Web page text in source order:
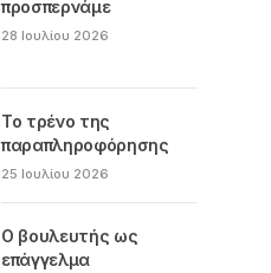
προσπερνάμε
28 Ιουλίου 2026
Το τρένο της
παραπληροφόρησης
25 Ιουλίου 2026
Ο βουλευτής ως
επάγγελμα